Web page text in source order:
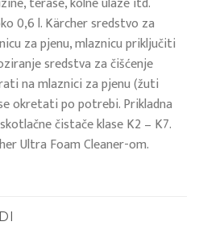
0,6 l. Kärcher sredstvo za
za pjenu, mlaznicu priključiti
sredstva za čišćenje
na mlaznici za pjenu (žuti
okretati po potrebi. Prikladna
čistače klase K2 – K7.
Ultra Foam Cleaner-om.